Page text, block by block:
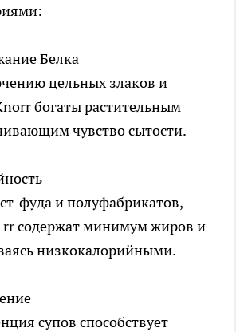
Белка
цельных злаков и
богаты растительным
чувство сытости.
фуда и полуфабрикатов,
rr содержат минимум жиров и
низкокалорийными.
супов способствует